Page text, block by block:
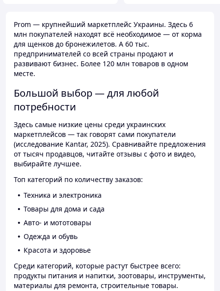
Prom — крупнейший маркетплейс Украины. Здесь 6
млн покупателей находят всё необходимое — от корма
для щенков до бронежилетов. А 60 тыс.
предпринимателей со всей страны продают и
развивают бизнес. Более 120 млн товаров в одном
месте.
Большой выбор — для любой
потребности
Здесь самые низкие цены среди украинских
маркетплейсов — так говорят сами покупатели
(исследование Kantar, 2025). Сравнивайте предложения
от тысяч продавцов, читайте отзывы с фото и видео,
выбирайте лучшее.
Топ категорий по количеству заказов:
Техника и электроника
Товары для дома и сада
Авто- и мототовары
Одежда и обувь
Красота и здоровье
Среди категорий, которые растут быстрее всего:
продукты питания и напитки, зоотовары, инструменты,
материалы для ремонта, строительные товары.